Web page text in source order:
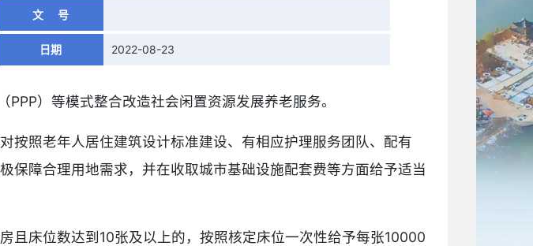
文 号
日期 2022-08-23
）等模式整合改造社会闲置资源发展养老服务。
按照老年人居住建筑设计标准建设、有相应护理服务团队、配有
障合理用地需求，并在收取城市基础设施配套费等方面给予适当
且床位数达到10张及以上的，按照核定床位一次性给予每张10000